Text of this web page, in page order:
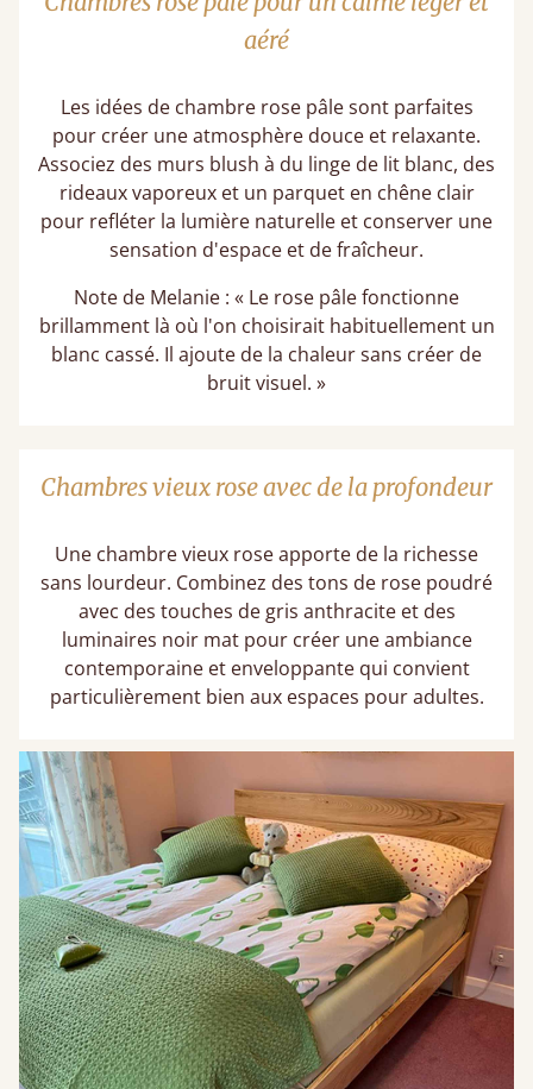
aéré
Les idées de chambre rose pâle sont parfaites
pour créer une atmosphère douce et relaxante.
Associez des murs blush à du linge de lit blanc, des
rideaux vaporeux et un parquet en chêne clair
pour refléter la lumière naturelle et conserver une
sensation d'espace et de fraîcheur.
Note de Melanie : « Le rose pâle fonctionne
brillamment là où l'on choisirait habituellement un
blanc cassé. Il ajoute de la chaleur sans créer de
bruit visuel. »
Chambres vieux rose avec de la profondeur
Une chambre vieux rose apporte de la richesse
sans lourdeur. Combinez des tons de rose poudré
avec des touches de gris anthracite et des
luminaires noir mat pour créer une ambiance
contemporaine et enveloppante qui convient
particulièrement bien aux espaces pour adultes.